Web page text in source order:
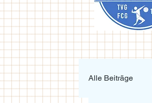
Alle Beiträge